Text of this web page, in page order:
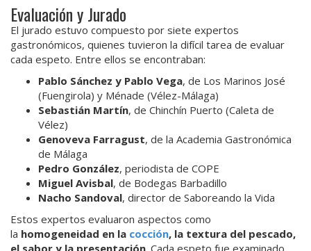
Evaluación y Jurado
El jurado estuvo compuesto por siete expertos
gastronómicos, quienes tuvieron la difícil tarea de evaluar
cada espeto. Entre ellos se encontraban:
Pablo Sánchez y Pablo Vega, de Los Marinos José
(Fuengirola) y Ménade (Vélez-Málaga)
Sebastián Martín, de Chinchín Puerto (Caleta de
Vélez)
Genoveva Farragust, de la Academia Gastronómica
de Málaga
Pedro González, periodista de COPE
Miguel Avisbal, de Bodegas Barbadillo
Nacho Sandoval, director de Saboreando la Vida
Estos expertos evaluaron aspectos como
la homogeneidad en la cocción, la textura del pescado,
el sabor y la presentación. Cada espeto fue examinado